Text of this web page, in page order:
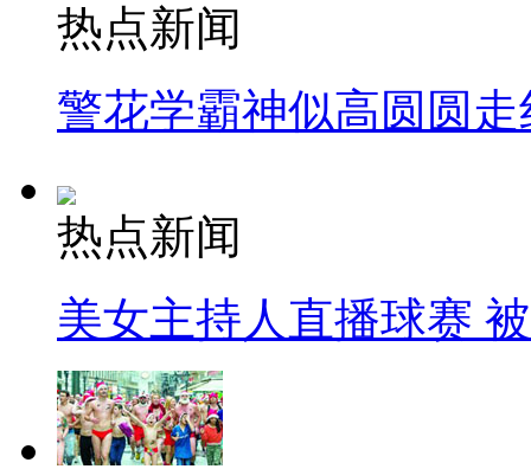
热点新闻
警花学霸神似高圆圆走
热点新闻
美女主持人直播球赛